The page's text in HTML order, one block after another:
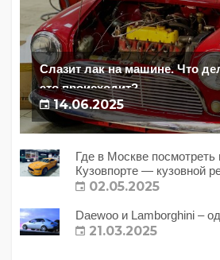
Слазит лак на машине. Что
это происходит?
14.06.2025
Где в Москве
Кузовпорте — кузовной
02.05.2025
Daewoo и Lamborghini –
21.03.2025